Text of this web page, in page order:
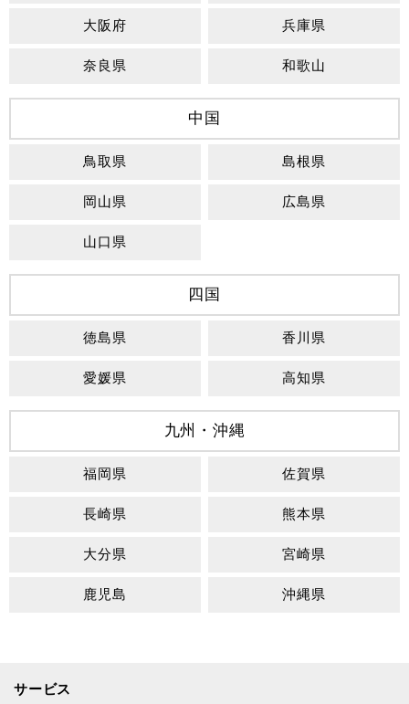
大阪府 兵庫県
奈良県 和歌山
中国
鳥取県 島根県
岡山県 広島県
山口県
四国
徳島県 香川県
愛媛県 高知県
九州・沖縄
福岡県 佐賀県
長崎県 熊本県
大分県 宮崎県
鹿児島 沖縄県
サービス